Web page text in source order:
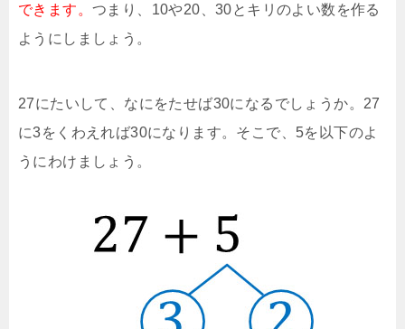
できます。 つまり、10や20、30とキリのよい数を作る
ようにしましょう。
27にたいして、なにをたせば30になるでしょうか。27
に3をくわえれば30になります。そこで、5を以下のよ
うにわけましょう。